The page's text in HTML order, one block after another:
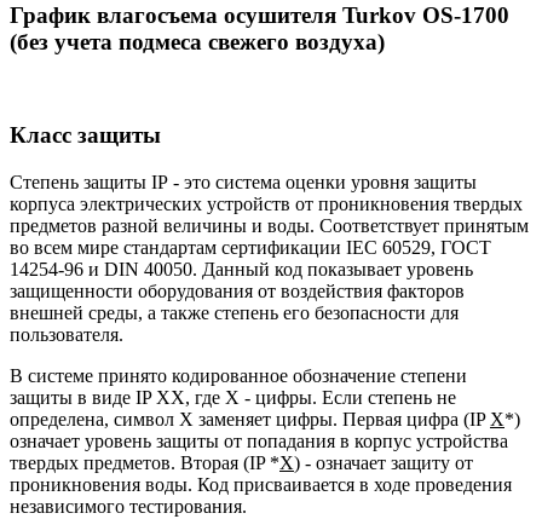
График влагосъема осушителя Turkov OS-1700
(без учета подмеса свежего воздуха)
Класс защиты
Степень защиты IP - это система оценки уровня защиты
корпуса электрических устройств от проникновения твердых
предметов разной величины и воды. Соответствует принятым
во всем мире стандартам сертификации IEC 60529, ГОСТ
14254-96 и DIN 40050. Данный код показывает уровень
защищенности оборудования от воздействия факторов
внешней среды, а также степень его безопасности для
пользователя.
В системе принято кодированное обозначение степени
защиты в виде IP XX, где X - цифры. Если степень не
определена, символ X заменяет цифры. Первая цифра (IP X*)
означает уровень защиты от попадания в корпус устройства
твердых предметов. Вторая (IP *X) - означает защиту от
проникновения воды. Код присваивается в ходе проведения
независимого тестирования.